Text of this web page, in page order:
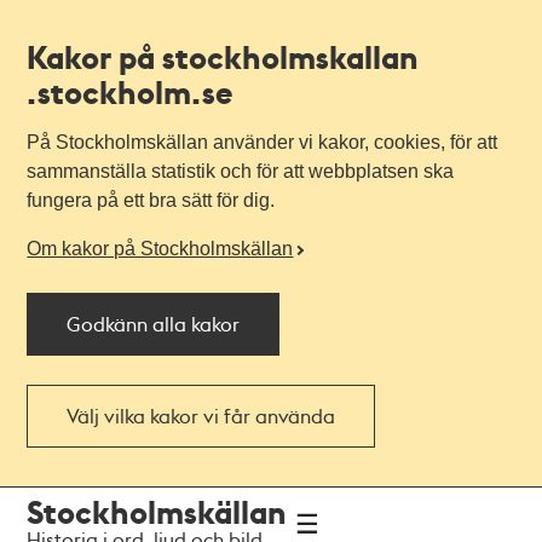
Kakor på stockholmskallan
.stockholm.se
På Stockholmskällan använder vi kakor, cookies, för att
sammanställa statistik och för att webbplatsen ska
fungera på ett bra sätt för dig.
Om kakor på Stockholmskällan
Godkänn alla kakor
Välj vilka kakor vi får använda
navigationen
huvudinnehållet
Stockholmskällan